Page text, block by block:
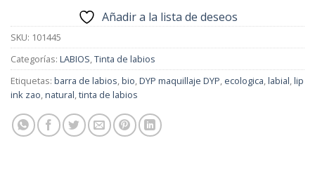
Añadir a la lista de deseos
SKU: 101445
Categorías: LABIOS Tinta de labios
Etiquetas: barra de labios bio DYP maquillaje DYP ecologica labial lip
ink zao natural tinta de labios